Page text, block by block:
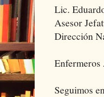
Lic.
Asesor
Dirección
Enfermeros
Seguimos